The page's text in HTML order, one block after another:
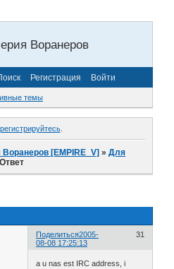
Воранеров
Регистрация Войти
темы
.
[EMPIRE_V] »Для
Поделиться 31
2005-
08-08 17:25:13
a u nas est IRC address, i